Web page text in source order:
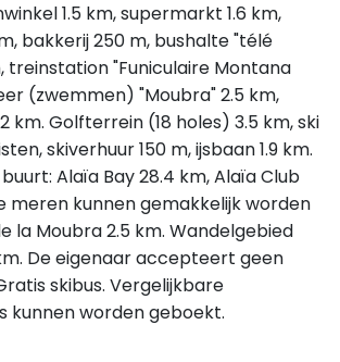
1.5 km, supermarkt 1.6 km,
bakkerij 250 m, bushalte "télé
treinstation "Funiculaire Montana
(zwemmen) "Moubra" 2.5 km,
km. Golfterrein (18 holes) 3.5 km, ski
skiverhuur 150 m, ijsbaan 1.9 km.
Alaïa Bay 28.4 km, Alaïa Club
meren kunnen gemakkelijk worden
la Moubra 2.5 km. Wandelgebied
De eigenaar accepteert geen
skibus. Vergelijkbare
kunnen worden geboekt.